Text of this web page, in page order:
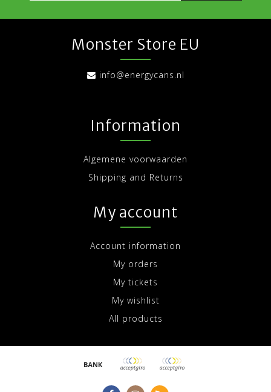
Monster Store EU
info@energycans.nl
Information
Algemene voorwaarden
Shipping and Returns
My account
Account information
My orders
My tickets
My wishlist
All products